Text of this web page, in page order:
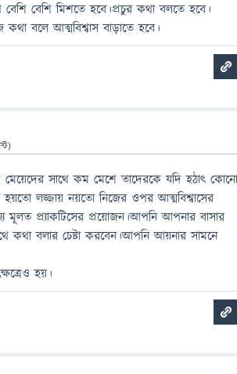
বেশি মিশতে হবে।প্রচুর কথা বলতে হবে।
বলে আত্মবিশ্বাস বাড়াতে হবে।
সাথে কম মেশে তাদেরকে যদি হঠাৎ
লজ্জায় নয়তো নিজের ওপর আত্মবিশ্বাসের
মূলত প্র্যাকটিসের প্রয়োজন।আপনি আপনার বাসার
কথা বলার চেষ্টা করবেন।আপনি আয়নার সামনে
হয়।